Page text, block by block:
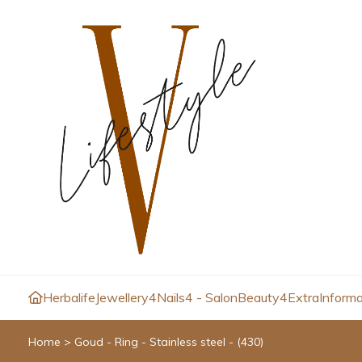
HerbalifeJewellery4Nails4 - SalonBeauty4Extra
Home > Goud - Ring - Stainless steel - (430)